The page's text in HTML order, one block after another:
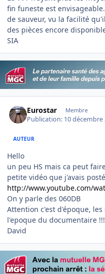
fin funeste est
de sauveur, vu la facilité
des pièces encore
SIA
Eurostar Membre
Publication: 10 décembre
AUTEUR
Hello
un peu HS mais ca peut
petite vidéo que j'avais
http://www.youtube.com/
On y parle des 060DB
Attention c'est d'époque,
l'epoque du documentaire !!!
David